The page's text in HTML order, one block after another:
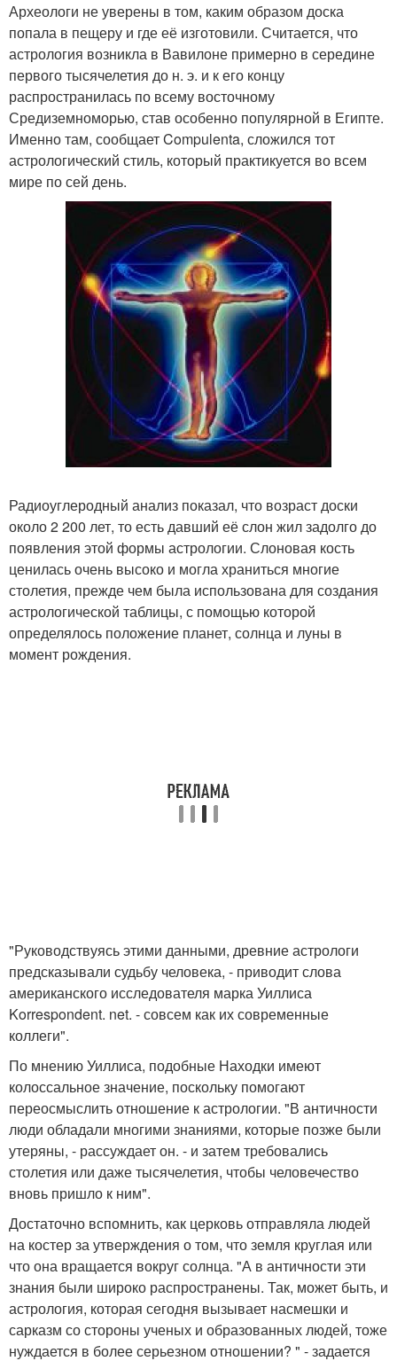
Археологи не уверены в том, каким образом доска
попала в пещеру и где её изготовили. Считается, что
астрология возникла в Вавилоне примерно в середине
первого тысячелетия до н. э. и к его концу
распространилась по всему восточному
Средиземноморью, став особенно популярной в Египте.
Именно там, сообщает Compulenta, сложился тот
астрологический стиль, который практикуется во всем
мире по сей день.
Радиоуглеродный анализ показал, что возраст доски
около 2 200 лет, то есть давший её слон жил задолго до
появления этой формы астрологии. Слоновая кость
ценилась очень высоко и могла храниться многие
столетия, прежде чем была использована для создания
астрологической таблицы, с помощью которой
определялось положение планет, солнца и луны в
момент рождения.
"Руководствуясь этими данными, древние астрологи
предсказывали судьбу человека, - приводит слова
американского исследователя марка Уиллиса
Korrespondent. net. - совсем как их современные
коллеги".
По мнению Уиллиса, подобные Находки имеют
колоссальное значение, поскольку помогают
переосмыслить отношение к астрологии. "В античности
люди обладали многими знаниями, которые позже были
утеряны, - рассуждает он. - и затем требовались
столетия или даже тысячелетия, чтобы человечество
вновь пришло к ним".
Достаточно вспомнить, как церковь отправляла людей
на костер за утверждения о том, что земля круглая или
что она вращается вокруг солнца. "А в античности эти
знания были широко распространены. Так, может быть, и
астрология, которая сегодня вызывает насмешки и
сарказм со стороны ученых и образованных людей, тоже
нуждается в более серьезном отношении? " - задается